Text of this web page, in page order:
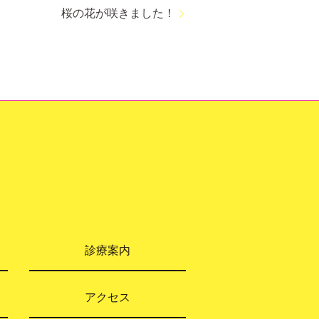
桜の花が咲きました！
診療案内
アクセス